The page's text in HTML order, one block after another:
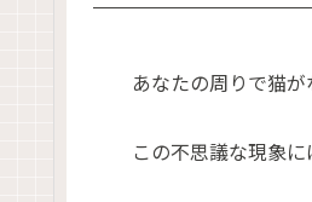
あなたの周りで猫
この不思議な現象